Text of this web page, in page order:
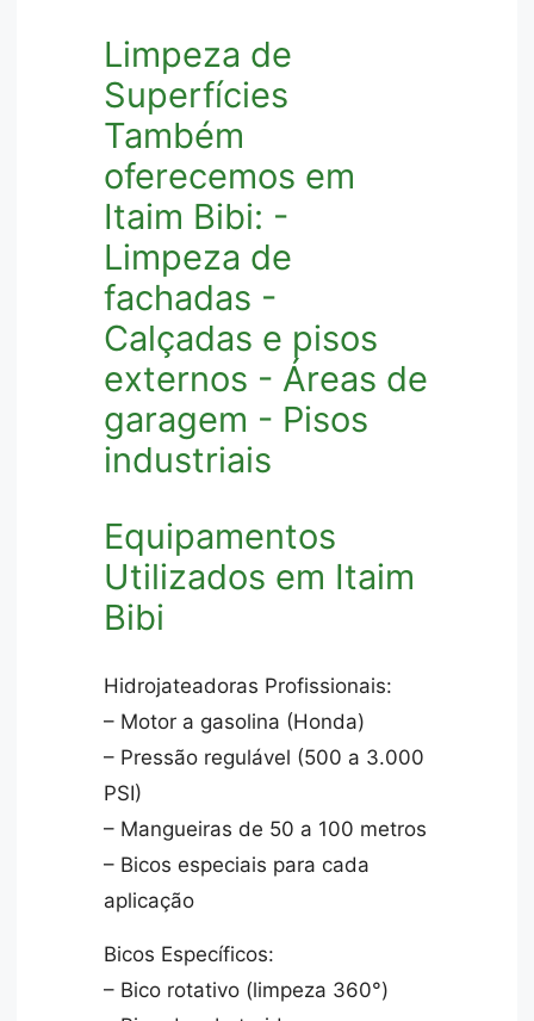
Limpeza de
Superfícies
Também
oferecemos em
Itaim Bibi: -
Limpeza de
fachadas -
Calçadas e pisos
externos - Áreas de
garagem - Pisos
industriais
Equipamentos
Utilizados em Itaim
Bibi
Hidrojateadoras Profissionais:
– Motor a gasolina (Honda)
– Pressão regulável (500 a 3.000
PSI)
– Mangueiras de 50 a 100 metros
– Bicos especiais para cada
aplicação
Bicos Específicos:
– Bico rotativo (limpeza 360°)